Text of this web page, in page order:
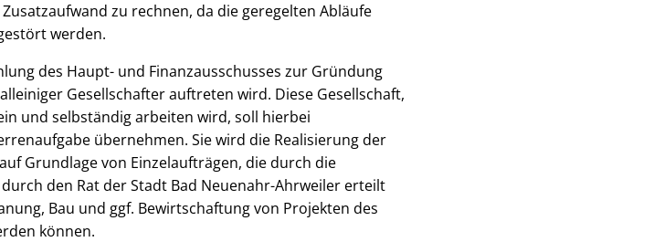
zu rechnen, da die geregelten Abläufe
werden.
des Haupt- und Finanzausschusses zur Gründung
Gesellschafter auftreten wird. Diese Gesellschaft,
und selbständig arbeiten wird, soll hierbei
übernehmen. Sie wird die Realisierung der
Grundlage von Einzelaufträgen, die durch die
den Rat der Stadt Bad Neuenahr-Ahrweiler erteilt
Bau und ggf. Bewirtschaftung von Projekten des
können.